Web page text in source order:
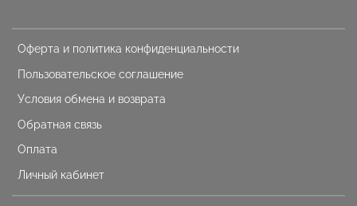
Оферта и политика конфиденциальности
Пользовательское соглашение
Условия обмена и возврата
Обратная связь
Оплата
Личный кабинет